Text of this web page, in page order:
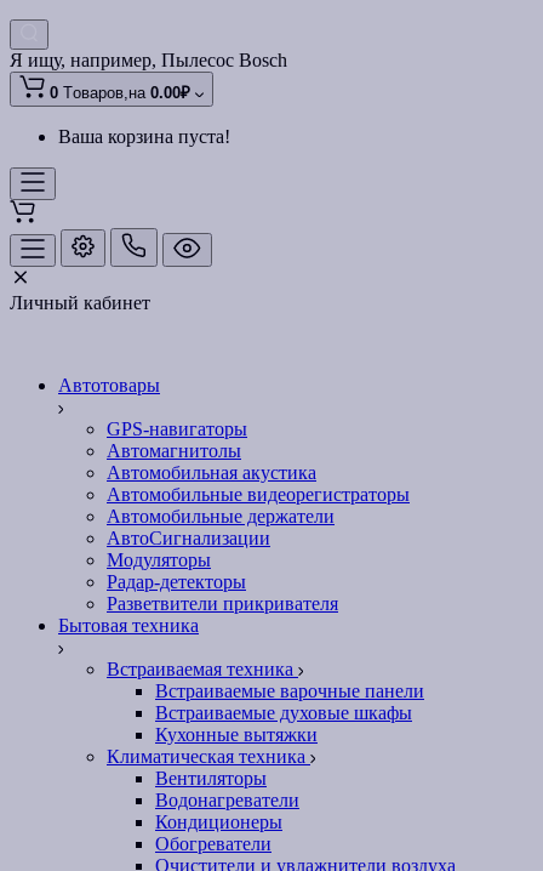
Я ищу, например, Пылесос Bosch
0 Tоваров,на 0.00₽
Ваша корзина пуста!
Личный кабинет
Автотовары
GPS-навигаторы
Автомагнитолы
Автомобильная акустика
Автомобильные видеорегистраторы
Автомобильные держатели
АвтоСигнализации
Модуляторы
Радар-детекторы
Разветвители прикривателя
Бытовая техника
Встраиваемая техника
Встраиваемые варочные панели
Встраиваемые духовые шкафы
Кухонные вытяжки
Климатическая техника
Вентиляторы
Водонагреватели
Кондиционеры
Обогреватели
Очистители и увлажнители воздуха